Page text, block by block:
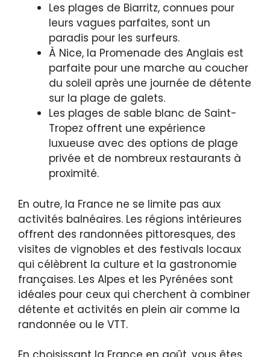
Les plages de Biarritz, connues pour
leurs vagues parfaites, sont un
paradis pour les surfeurs.
À Nice, la Promenade des Anglais est
parfaite pour une marche au coucher
du soleil après une journée de détente
sur la plage de galets.
Les plages de sable blanc de Saint-
Tropez offrent une expérience
luxueuse avec des options de plage
privée et de nombreux restaurants à
proximité.
En outre, la France ne se limite pas aux
activités balnéaires. Les régions intérieures
offrent des randonnées pittoresques, des
visites de vignobles et des festivals locaux
qui célèbrent la culture et la gastronomie
françaises. Les Alpes et les Pyrénées sont
idéales pour ceux qui cherchent à combiner
détente et activités en plein air comme la
randonnée ou le VTT.